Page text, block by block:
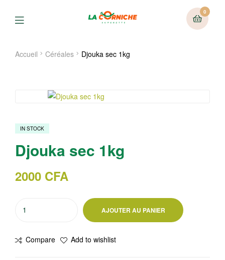
0
Menu
Accueil Céréales Djouka sec 1kg
IN STOCK
Djouka sec 1kg
2000 CFA
sec
AJOUTER AU PANIER
Compare Add to wishlist